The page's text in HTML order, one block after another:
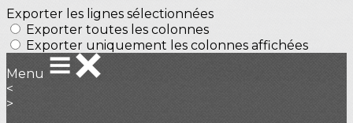
Exporter les lignes sélectionnées
Exporter toutes les colonnes
Exporter uniquement les colonnes affichées
Menu
<
>